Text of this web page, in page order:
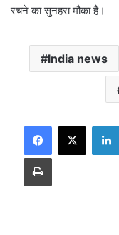
रचने का सुनहरा मौका है।
India news
Print